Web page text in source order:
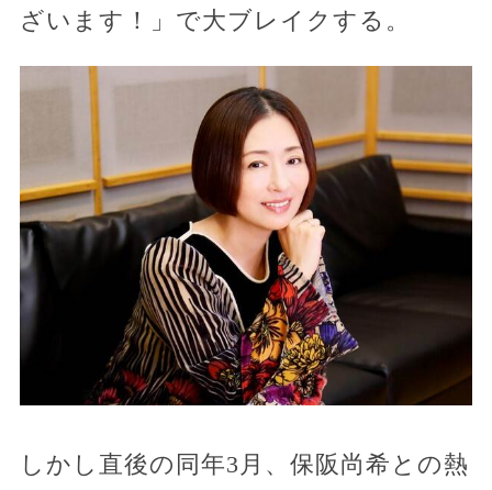
ざいます！」で大ブレイクする。
しかし直後の同年3月、保阪尚希との熱